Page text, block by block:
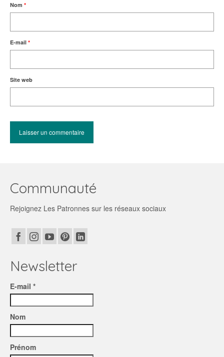
Nom *
E-mail *
Site web
Communauté
Rejoignez Les Patronnes sur les réseaux sociaux
Newsletter
E-mail *
Nom
Prénom